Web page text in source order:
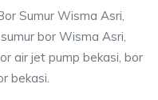
Sumur Wisma Asri,
bor Wisma Asri,
air jet pump bekasi, bor
bekasi.